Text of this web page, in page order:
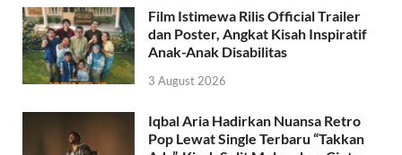
Film Istimewa Rilis Official Trailer
dan Poster, Angkat Kisah Inspiratif
Anak-Anak Disabilitas
3 August 2026
Iqbal Aria Hadirkan Nuansa Retro
Pop Lewat Single Terbaru “Takkan